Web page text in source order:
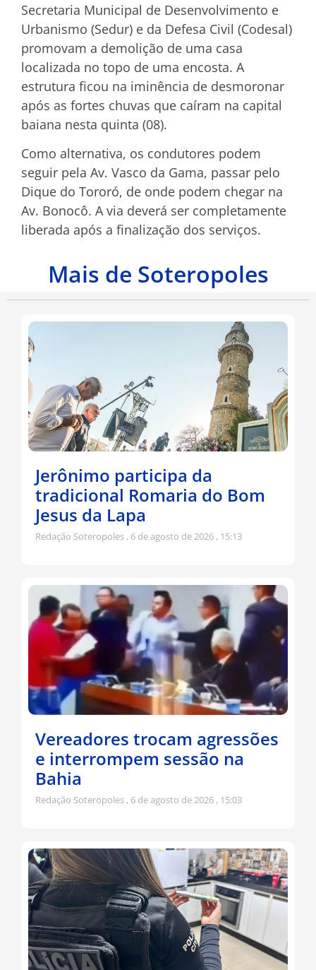
Secretaria Municipal de Desenvolvimento e
Urbanismo (Sedur) e da Defesa Civil (Codesal)
promovam a demolição de uma casa
localizada no topo de uma encosta. A
estrutura ficou na iminência de desmoronar
após as fortes chuvas que caíram na capital
baiana nesta quinta (08).
Como alternativa, os condutores podem
seguir pela Av. Vasco da Gama, passar pelo
Dique do Tororó, de onde podem chegar na
Av. Bonocô. A via deverá ser completamente
liberada após a finalização dos serviços.
Mais de Soteropoles
Jerônimo participa da
tradicional Romaria do Bom
Jesus da Lapa
Redação Soteropoles 6 de agosto de 2026 15:13
Vereadores trocam agressões
e interrompem sessão na
Bahia
Redação Soteropoles 6 de agosto de 2026 15:03